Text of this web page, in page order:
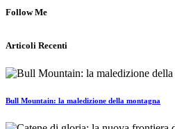
Follow Me
Articoli Recenti
Bull Mountain: la maledizione della montagna